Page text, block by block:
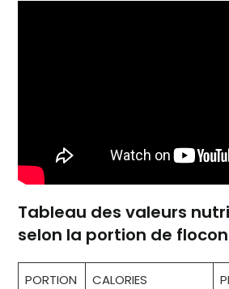
Tableau des valeurs
selon la portion de
PORTION
CALORIES